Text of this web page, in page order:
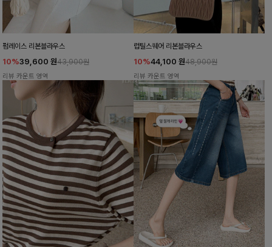
펌레이스 리본블라우스
10%39,600 원43,900원
리뷰 카운트 영역
럽틸스퀘어 리본블라우스
10%44,100 원48,900원
리뷰 카운트 영역